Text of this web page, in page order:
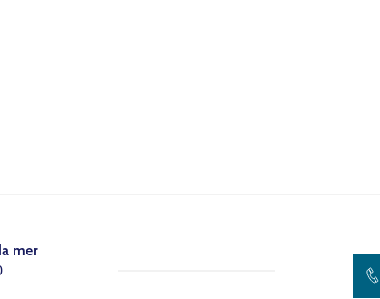
mer